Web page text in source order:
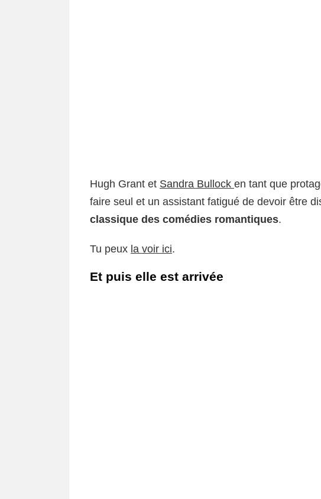
Hugh Grant et Sandra Bullock en tant que
faire seul et un assistant fatigué de devoir être
classique des comédies romantiques.
Tu peux la voir ici.
Et puis elle est arrivée